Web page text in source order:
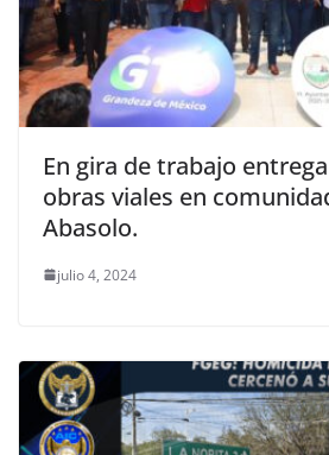
En gira de trabajo
obras viales en
Abasolo.
julio 4, 2024